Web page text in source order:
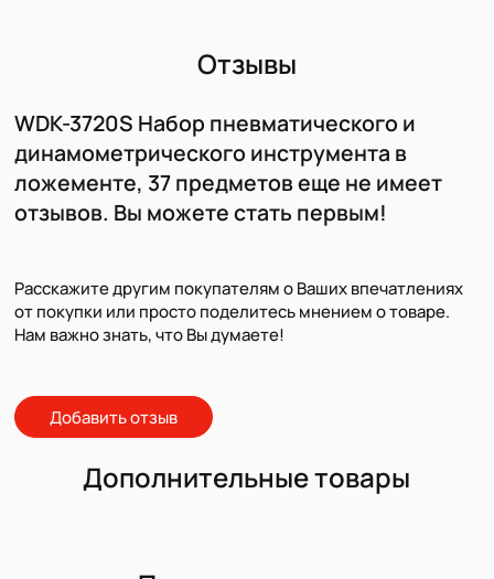
Отзывы
WDK-3720S Набор пневматического и
динамометрического инструмента в
ложементе, 37 предметов еще не имеет
отзывов. Вы можете стать первым!
Расскажите другим покупателям о Ваших впечатлениях
от покупки или просто поделитесь мнением о товаре.
Нам важно знать, что Вы думаете!
Добавить отзыв
Дополнительные товары